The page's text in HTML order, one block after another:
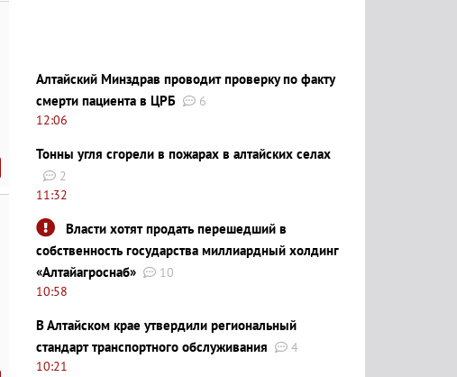
Алтайский Минздрав проводит проверку по факту
смерти пациента в ЦРБ
6
12:06
Тонны угля сгорели в пожарах в алтайских селах
2
11:32
Власти хотят продать перешедший в
собственность государства миллиардный холдинг
«Алтайагроснаб»
10
10:58
В Алтайском крае утвердили региональный
стандарт транспортного обслуживания
4
10:21